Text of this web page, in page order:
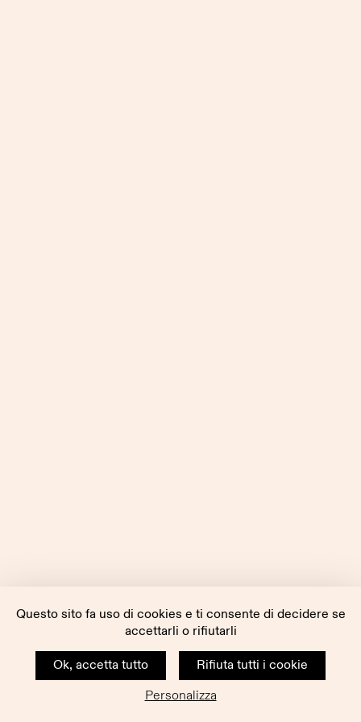
Questo sito fa uso di cookies e ti consente di decidere se
accettarli o rifiutarli
Ok, accetta tutto
Rifiuta tutti i cookie
Personalizza